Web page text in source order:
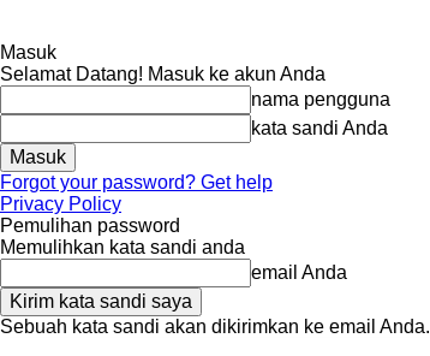
Masuk
Selamat Datang! Masuk ke akun Anda
nama pengguna
kata sandi Anda
Forgot your password? Get help
Privacy Policy
Pemulihan password
Memulihkan kata sandi anda
email Anda
Sebuah kata sandi akan dikirimkan ke email Anda.